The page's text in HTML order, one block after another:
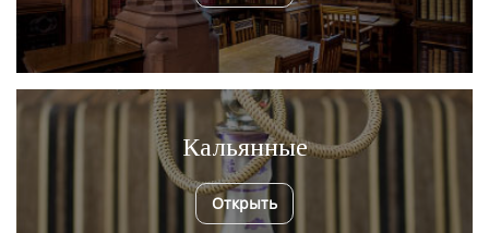
Кальянные
Открыть